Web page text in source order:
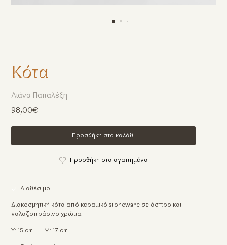
Λιάνα Παπαλέξη
98,00€
Προσθήκη στο καλάθι
Προσθήκη στα αγαπημένα
Διαθέσιμο
Διακοσμητική κότα από κεραμικό stoneware σε άσπρο και
γαλαζοπράσινο χρώμα.
Υ: 15 cm Μ: 17 cm
Κότα